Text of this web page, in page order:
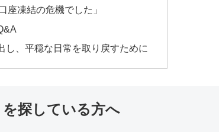
凍結の危機でした」
し、平穏な日常を取り戻すために
探している方へ